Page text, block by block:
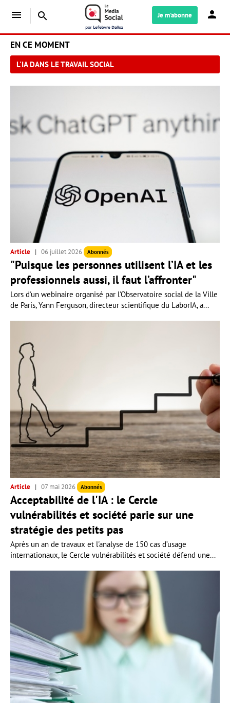
menu search Je m'abonne
EN CE MOMENT
L'IA DANS LE TRAVAIL SOCIAL
Article 06 juillet 2026 Abonnés
"Puisque les personnes utilisent l’IA et les
professionnels aussi, il faut l’affronter"
Lors d'un webinaire organisé par l'Observatoire social de la Ville
de Paris, Yann Ferguson, directeur scientifique du LaborIA, a...
Article 07 mai 2026 Abonnés
Acceptabilité de l'IA : le Cercle
vulnérabilités et société parie sur une
stratégie des petits pas
Après un an de travaux et l'analyse de 150 cas d’usage
internationaux, le Cercle vulnérabilités et société défend une...